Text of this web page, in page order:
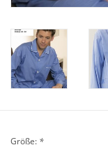
Angebote
Geprüfter Webshop
Größe: *